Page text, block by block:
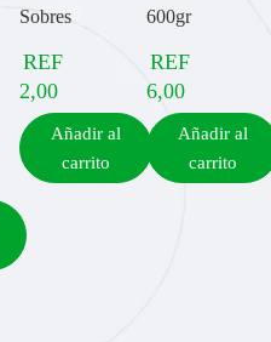
Sobres
REF
2,00
Añadir al
carrito
600gr
REF
6,00
Añadir al
carrito